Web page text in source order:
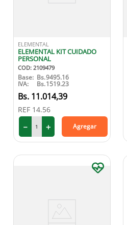
ELEMENTAL
ELEMENTAL KIT CUIDADO
PERSONAL
COD: 2109479
Base: Bs.9495.16
IVA: Bs.1519.23
11.014,39
REF 14.56
＋
－ Agregar